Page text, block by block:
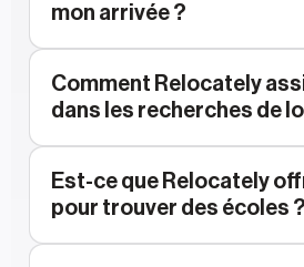
mon arrivée ?
Comment Relocately
dans les recherches de
Est-ce que Relocately
pour trouver des écoles ?